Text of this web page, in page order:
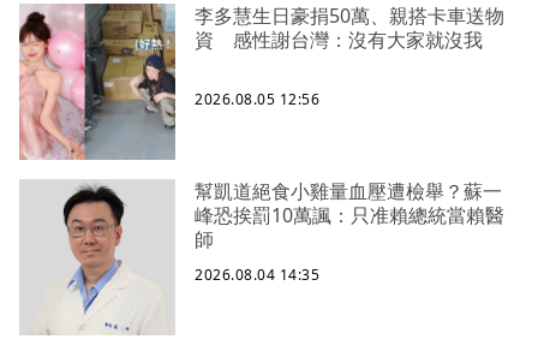
李多慧生日豪捐50萬、親搭卡車送物
資 感性謝台灣：沒有大家就沒我
2026.08.05 12:56
幫凱道絕食小雞量血壓遭檢舉？蘇一
峰恐挨罰10萬諷：只准賴總統當賴醫
師
2026.08.04 14:35